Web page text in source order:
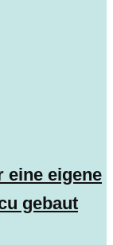
eigene
gebaut